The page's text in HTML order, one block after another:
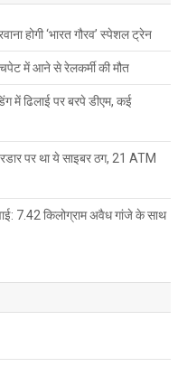
होगी ‘भारत गौरव’ स्पेशल ट्रेन
में आने से रेलकर्मी की मौत
में ढिलाई पर बरपे डीएम, कई
पर था ये साइबर ठग, 21 ATM
7.42 किलोग्राम अवैध गांजे के साथ